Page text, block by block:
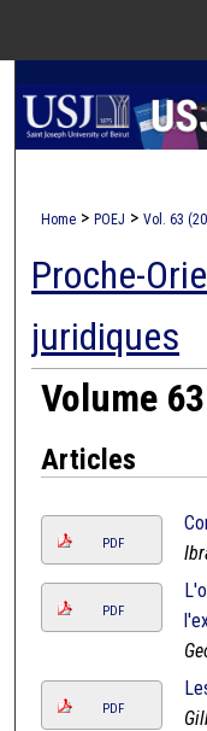
Home > POEJ > Vol. 63
Proche-
juridiques
Volume
Articles
PDF
PDF
PDF